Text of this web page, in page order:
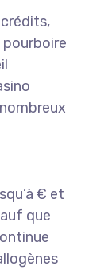
€ et
que